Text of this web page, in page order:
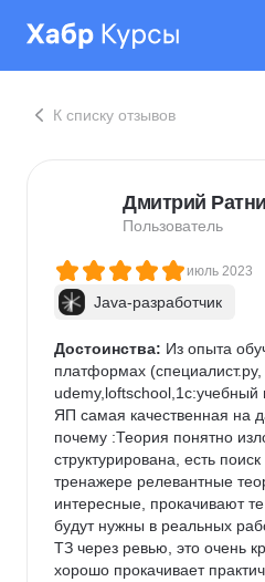
К списку отзывов
Дмитрий
Пользователь
июль 2023
Java-разработчик
Достоинства: Из опыта
платформах (специалист.ру,
udemy,loftschool,1с:учебный
ЯП самая качественная на
почему :Теория понятно
структурирована, есть
тренажере релевантные
интересные, прокачивают
будут нужны в реальных
ТЗ через ревью, это очень
хорошо прокачивает